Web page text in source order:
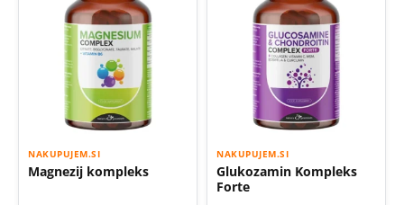
NAKUPUJEM.SI
Magnezij kompleks
NAKUPUJEM.SI
Glukozamin Kompleks
Forte